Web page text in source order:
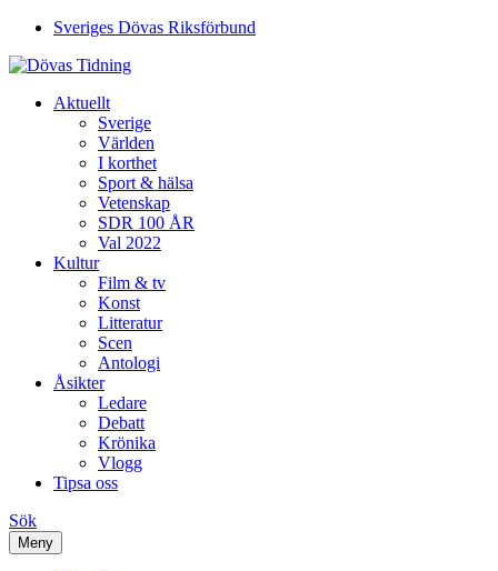
Sveriges Dövas Riksförbund
Aktuellt
Sverige
Världen
I korthet
Sport & hälsa
Vetenskap
SDR 100 ÅR
Val 2022
Kultur
Film & tv
Konst
Litteratur
Scen
Antologi
Åsikter
Ledare
Debatt
Krönika
Vlogg
Tipsa oss
Sök
Meny